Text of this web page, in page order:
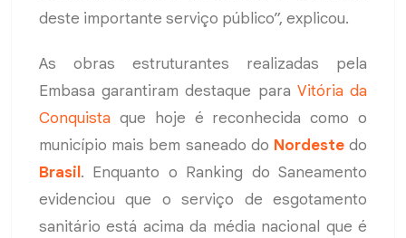
deste importante serviço público”, explicou.
As obras estruturantes realizadas pela
Embasa garantiram destaque para Vitória da
Conquista que hoje é reconhecida como o
município mais bem saneado do Nordestedo
Brasil. Enquanto o Ranking do Saneamento
evidenciou que o serviço de esgotamento
sanitário está acima da média nacional que é